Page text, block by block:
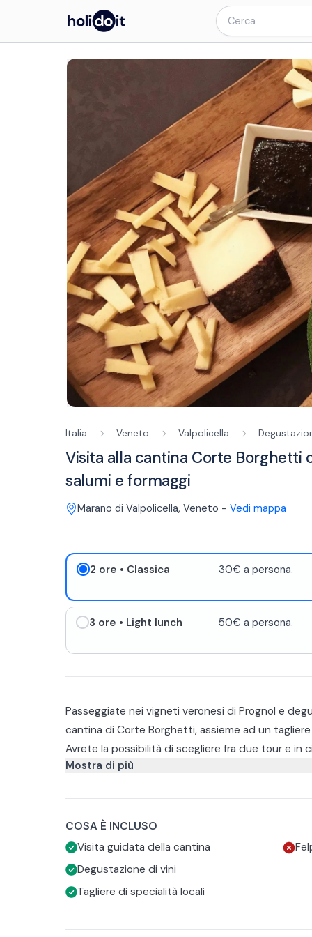
Italia Veneto Valpolicella
Visita alla cantina Corte Borghetti
salumi e formaggi
Marano di Valpolicella, Veneto - Vedi mappa
2 ore • Classica 30€ a persona.
3 ore • Light lunch 50€ a persona.
Passeggiate nei vigneti veronesi di Prognol e
cantina di Corte Borghetti, assieme ad un tagliere
Avrete la possibilità di scegliere fra due tour e in
della cantina e delle vigne, potrete assaggiare
produzione del Valpolicella, accompagnata da un
Valpolicella Classico DOC
Valpolicella Classico Superiore DOC
Amarone della Valpolicella Classico DOCG
Si tratta di un vero e proprio tour
Mostra di più
COSA È INCLUSO
Visita guidata della cantina
Degustazione di vini
Tagliere di specialità locali